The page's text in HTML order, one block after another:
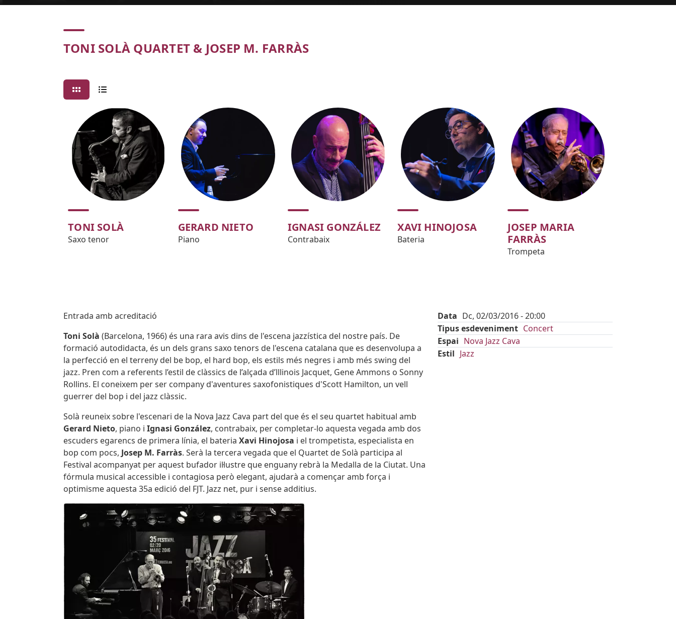
Concert
TONI SOLÀ QUARTET & JOSEP M. FARRÀS
TONI SOLÀ
Saxo tenor
GERARD NIETO
Piano
IGNASI GONZÁLEZ
Contrabaix
XAVI HINOJOSA
Bateria
JOSEP MARIA
FARRÀS
Trompeta
Body
Entrada amb acreditació
Toni Solà (Barcelona, 1966) és una rara avis dins de l'escena jazzística del nostre país. De
formació autodidacta, és un dels grans saxo tenors de l'escena catalana que es desenvolupa a
la perfecció en el terreny del be bop, el hard bop, els estils més negres i amb més swing del
jazz. Pren com a referents l’estil de clàssics de l’alçada d’lllinois Jacquet, Gene Ammons o Sonny
Rollins. El coneixem per ser company d'aventures saxofonistiques d'Scott Hamilton, un vell
guerrer del bop i del jazz clàssic.
Solà reuneix sobre l'escenari de la Nova Jazz Cava part del que és el seu quartet habitual amb
Gerard Nieto, piano i Ignasi González, contrabaix, per completar-lo aquesta vegada amb dos
escuders egarencs de primera línia, el bateria Xavi Hinojosa i el trompetista, especialista en
bop com pocs, Josep M. Farràs. Serà la tercera vegada que el Quartet de Solà participa al
Festival acompanyat per aquest bufador il·lustre que enguany rebrà la Medalla de la Ciutat. Una
fórmula musical accessible i contagiosa però elegant, ajudarà a començar amb força i
optimisme aquesta 35a edició del FJT. Jazz net, pur i sense additius.
Imatges
Image
Data Dc, 02/03/2016 - 20:00
Tipus esdeveniment Concert
Espai Nova Jazz Cava
Estil Jazz